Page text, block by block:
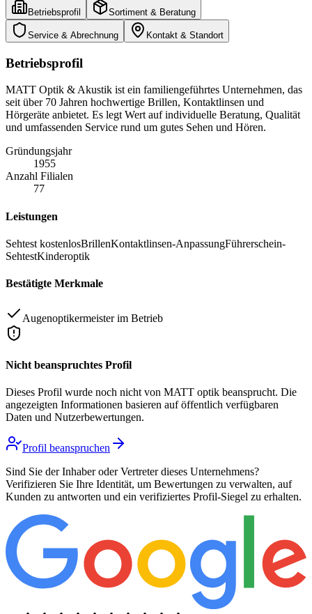
Betriebsprofil Sortiment & Beratung
Service & Abrechnung Kontakt & Standort
Betriebsprofil
MATT Optik & Akustik ist ein familiengeführtes Unternehmen, das
seit über 70 Jahren hochwertige Brillen, Kontaktlinsen und
Hörgeräte anbietet. Es legt Wert auf individuelle Beratung, Qualität
und umfassenden Service rund um gutes Sehen und Hören.
Gründungsjahr
1955
Anzahl Filialen
77
Leistungen
Sehtest kostenlosBrillenKontaktlinsen-AnpassungFührerschein-
SehtestKinderoptik
Bestätigte Merkmale
Augenoptikermeister im Betrieb
Nicht beanspruchtes Profil
Dieses Profil wurde noch nicht von MATT optik beansprucht. Die
angezeigten Informationen basieren auf öffentlich verfügbaren
Daten und Nutzerbewertungen.
Profil beanspruchen
Sind Sie der Inhaber oder Vertreter dieses Unternehmens?
Verifizieren Sie Ihre Identität, um Bewertungen zu verwalten, auf
Kunden zu antworten und ein verifiziertes Profil-Siegel zu erhalten.